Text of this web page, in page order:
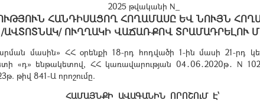
2025 թվականի N_
ՀԱՆԴԻՍԱՑՈՂ ՀՈՂԱՄԱՍԸ ԵՎ ՆՈՒՅՆ
/ԱՎՏՈՏՆԱԿ/ ՈՒՂՂԱԿԻ ՎԱՃԱՌՔՈՎ ՏՐԱՄԱԴՐԵԼՈՒ
մասին» ՀՀ օրենքի 18-րդ հոդվածի 1-ին մասի 21-րդ
«դ» ենթակետով, ՀՀ կառավարության 04․06․2020թ․ N
թիվ 841-Ա որոշումը.
ՀԱՄԱՅՆՔԻ ԱՎԱԳԱՆԻՆ ՈՐՈՇՈւՄ Է՝